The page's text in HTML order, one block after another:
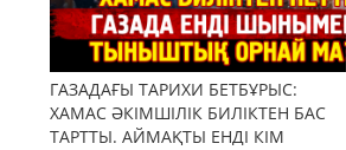
ГАЗАДАҒЫ ТАРИХИ БЕТБҰРЫС:
ХАМАС ӘКІМШІЛІК БИЛІКТЕН БАС
ТАРТТЫ. АЙМАҚТЫ ЕНДІ КІМ